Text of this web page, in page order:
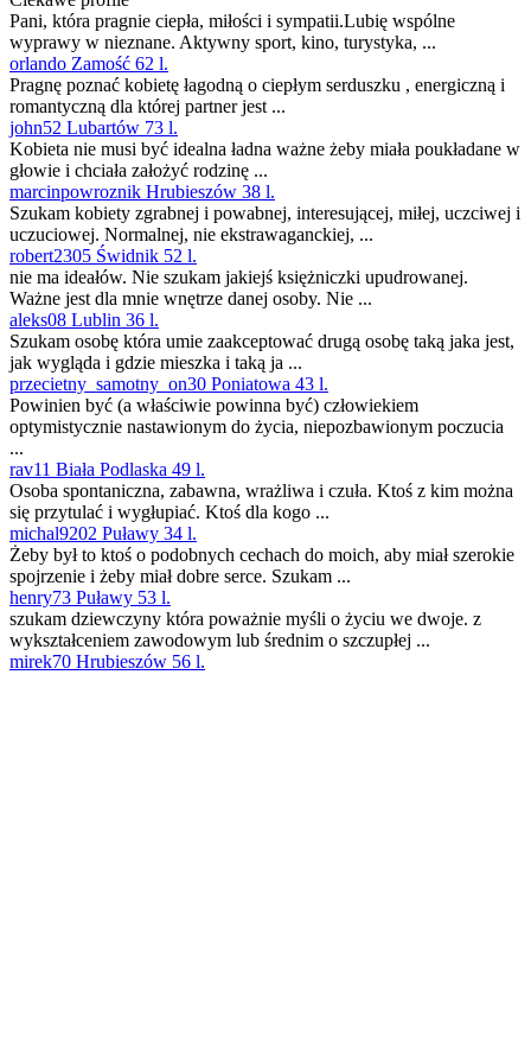
Pani, która pragnie ciepła, miłości i sympatii.Lubię wspólne
wyprawy w nieznane. Aktywny sport, kino, turystyka, ...
orlando Zamość 62 l.
Pragnę poznać kobietę łagodną o ciepłym serduszku , energiczną i
romantyczną dla której partner jest ...
john52 Lubartów 73 l.
Kobieta nie musi być idealna ładna ważne żeby miała poukładane w
głowie i chciała założyć rodzinę ...
marcinpowroznik Hrubieszów 38 l.
Szukam kobiety zgrabnej i powabnej, interesującej, miłej, uczciwej i
uczuciowej. Normalnej, nie ekstrawaganckiej, ...
robert2305 Świdnik 52 l.
nie ma ideałów. Nie szukam jakiejś księżniczki upudrowanej.
Ważne jest dla mnie wnętrze danej osoby. Nie ...
aleks08 Lublin 36 l.
Szukam osobę która umie zaakceptować drugą osobę taką jaka jest,
jak wygląda i gdzie mieszka i taką ja ...
przecietny_samotny_on30 Poniatowa 43 l.
Powinien być (a właściwie powinna być) człowiekiem
optymistycznie nastawionym do życia, niepozbawionym poczucia
...
rav11 Biała Podlaska 49 l.
Osoba spontaniczna, zabawna, wrażliwa i czuła. Ktoś z kim można
się przytulać i wygłupiać. Ktoś dla kogo ...
michal9202 Puławy 34 l.
Żeby był to ktoś o podobnych cechach do moich, aby miał szerokie
spojrzenie i żeby miał dobre serce. Szukam ...
henry73 Puławy 53 l.
szukam dziewczyny która poważnie myśli o życiu we dwoje. z
wykształceniem zawodowym lub średnim o szczupłej ...
mirek70 Hrubieszów 56 l.